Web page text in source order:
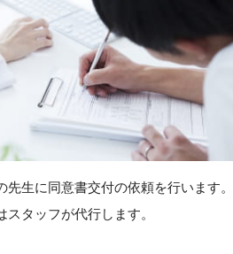
先生に同意書交付の依頼を行います。
スタッフが代行します。